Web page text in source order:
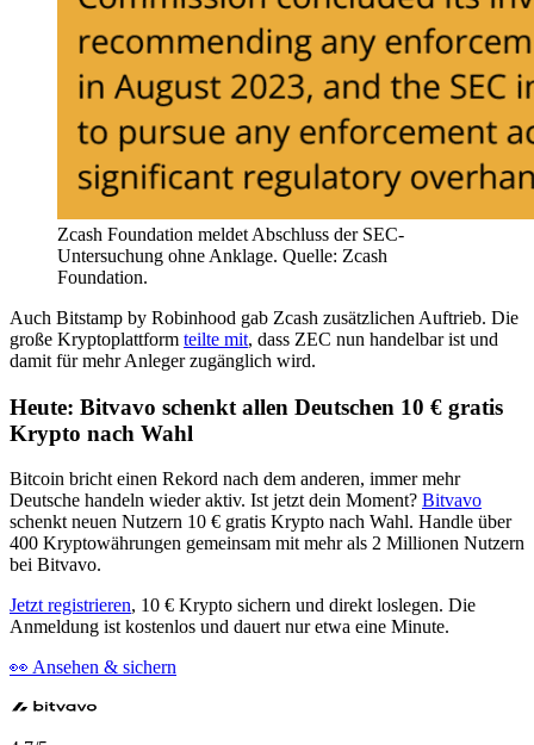
Zcash Foundation meldet Abschluss der SEC-
Untersuchung ohne Anklage. Quelle: Zcash
Foundation.
Auch Bitstamp by Robinhood gab Zcash zusätzlichen Auftrieb. Die
große Kryptoplattform teilte mit, dass ZEC nun handelbar ist und
damit für mehr Anleger zugänglich wird.
Heute: Bitvavo schenkt allen Deutschen 10 € gratis
Krypto nach Wahl
Bitcoin bricht einen Rekord nach dem anderen, immer mehr
Deutsche handeln wieder aktiv. Ist jetzt dein Moment? Bitvavo
schenkt neuen Nutzern 10 € gratis Krypto nach Wahl. Handle über
400 Kryptowährungen gemeinsam mit mehr als 2 Millionen Nutzern
bei Bitvavo.
Jetzt registrieren, 10 € Krypto sichern und direkt loslegen. Die
Anmeldung ist kostenlos und dauert nur etwa eine Minute.
👀 Ansehen & sichern